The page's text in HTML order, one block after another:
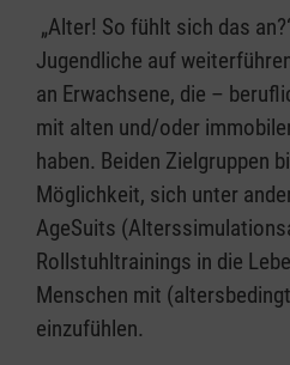
„Alter! So fühlt sich das
Jugendliche auf
an Erwachsene, die –
mit alten und/oder
haben. Beiden Zielgruppen
Möglichkeit, sich unter
AgeSuits
Rollstuhltrainings in die
Menschen mit
einzufühlen.